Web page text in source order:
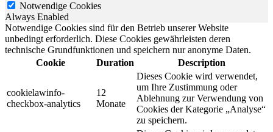
Notwendige Cookies
Always Enabled
Notwendige Cookies sind für den Betrieb unserer Website
unbedingt erforderlich. Diese Cookies gewährleisten deren
technische Grundfunktionen und speichern nur anonyme Daten.
Cookie
Duration Description
cookielawinfo-
checkbox-analytics
12
Monate
Dieses Cookie wird verwendet,
um Ihre Zustimmung oder
Ablehnung zur Verwendung von
Cookies der Kategorie „Analyse“
zu speichern.